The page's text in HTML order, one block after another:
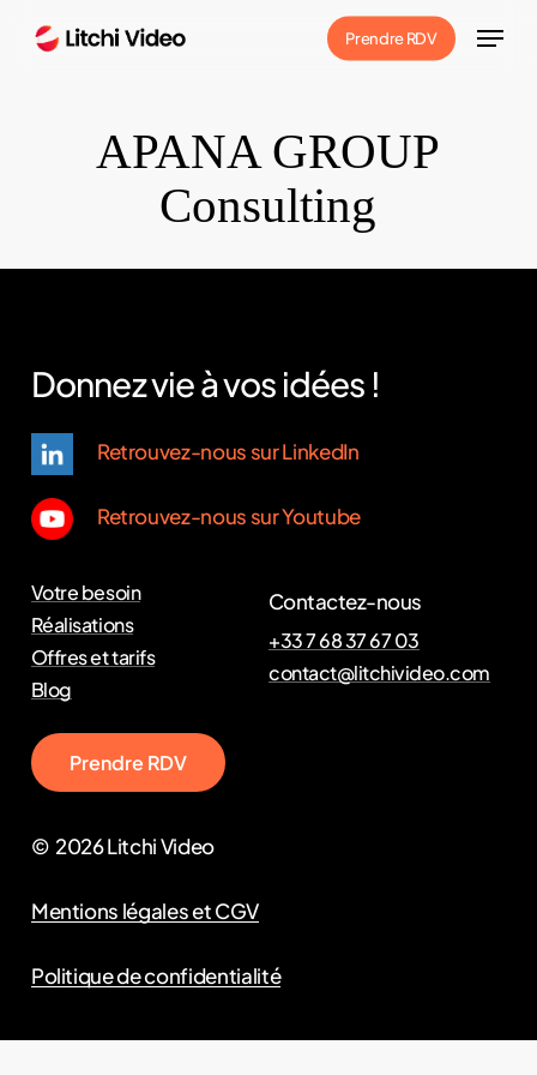
Prendre RDV Menu
APANA GROUP
Consulting
Donnez vie à vos idées !
Retrouvez-nous sur LinkedIn
Retrouvez-nous sur Youtube
Votre besoin
Réalisations
Offres et tarifs
Blog
Contactez-nous
+33 7 68 37 67 03
contact@litchivideo.com
Prendre RDV
© 2026Litchi Video
Mentions légales et CGV
Politique de confidentialité